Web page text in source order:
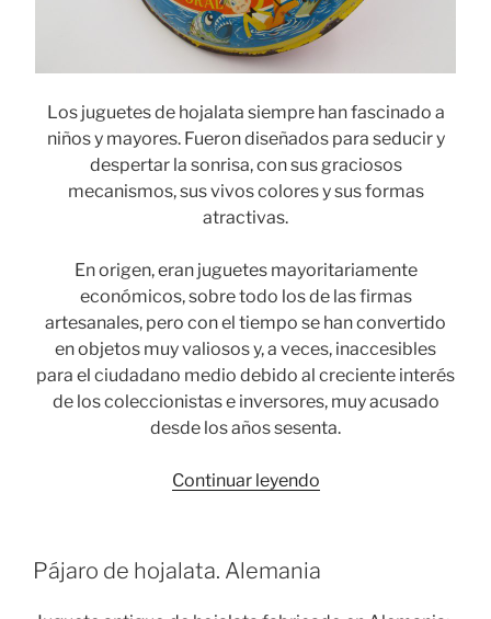
Los juguetes de hojalata siempre han fascinado a
niños y mayores. Fueron diseñados para seducir y
despertar la sonrisa, con sus graciosos
mecanismos, sus vivos colores y sus formas
atractivas.
En origen, eran juguetes mayoritariamente
económicos, sobre todo los de las firmas
artesanales, pero con el tiempo se han convertido
en objetos muy valiosos y, a veces, inaccesibles
para el ciudadano medio debido al creciente interés
de los coleccionistas e inversores, muy acusado
desde los años sesenta.
Continuar leyendo«Fabricantes
de
hojalata»
Pájaro de hojalata. Alemania